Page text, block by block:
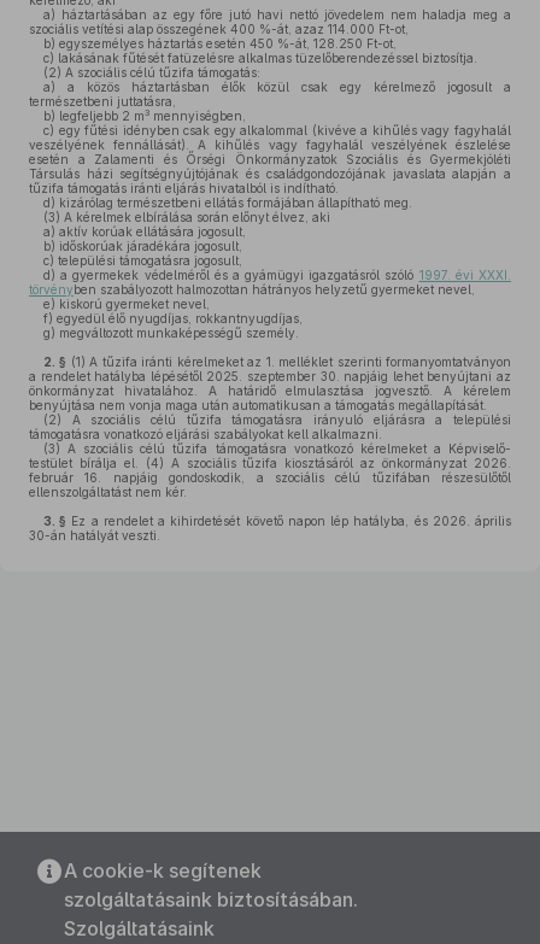
a) háztartásában az egy főre jutó havi nettó jövedelem nem haladja meg a
szociális vetítési alap összegének 400 %-át, azaz 114.000 Ft-ot,
b) egyszemélyes háztartás esetén 450 %-át, 128.250 Ft-ot,
c) lakásának fűtését fatüzelésre alkalmas tüzelőberendezéssel biztosítja.
(2) A szociális célú tűzifa támogatás:
a) a közös háztartásban élők közül csak egy kérelmező jogosult a
természetbeni juttatásra,
b) legfeljebb 2 m 3 mennyiségben,
c) egy fűtési idényben csak egy alkalommal (kivéve a kihűlés vagy fagyhalál
veszélyének fennállását). A kihűlés vagy fagyhalál veszélyének észlelése
esetén a Zalamenti és Őrségi Önkormányzatok Szociális és Gyermekjóléti
Társulás házi segítségnyújtójának és családgondozójának javaslata alapján a
tűzifa támogatás iránti eljárás hivatalból is indítható.
d) kizárólag természetbeni ellátás formájában állapítható meg.
(3) A kérelmek elbírálása során előnyt élvez, aki
a) aktív korúak ellátására jogosult,
b) időskorúak járadékára jogosult,
c) települési támogatásra jogosult,
d) a gyermekek védelméről és a gyámügyi igazgatásról szóló 1997. évi XXXI.
törvényben szabályozott halmozottan hátrányos helyzetű gyermeket nevel,
e) kiskorú gyermeket nevel,
f) egyedül élő nyugdíjas, rokkantnyugdíjas,
g) megváltozott munkaképességű személy.
2. § (1) A tűzifa iránti kérelmeket az 1. melléklet szerinti formanyomtatványon
a rendelet hatályba lépésétől 2025. szeptember 30. napjáig lehet benyújtani az
önkormányzat hivatalához. A határidő elmulasztása jogvesztő. A kérelem
benyújtása nem vonja maga után automatikusan a támogatás megállapítását.
(2) A szociális célú tűzifa támogatásra irányuló eljárásra a települési
támogatásra vonatkozó eljárási szabályokat kell alkalmazni.
(3) A szociális célú tűzifa támogatásra vonatkozó kérelmeket a Képviselő-
testület bírálja el. (4) A szociális tűzifa kiosztásáról az önkormányzat 2026.
február 16. napjáig gondoskodik, a szociális célú tűzifában részesülőtől
ellenszolgáltatást nem kér.
3. § Ez a rendelet a kihirdetését követő napon lép hatályba, és 2026. április
30-án hatályát veszti.
A cookie-k segítenek
szolgáltatásaink biztosításában.
Szolgáltatásaink